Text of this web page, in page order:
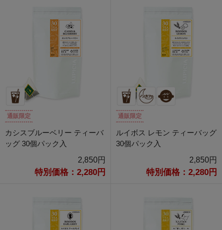
通販限定
カシスブルーベリー ティーバ
ッグ 30個パック入
2,850円
特別価格：2,280円
通販限定
ルイボス レモン ティーバッグ
30個パック入
2,850円
特別価格：2,280円